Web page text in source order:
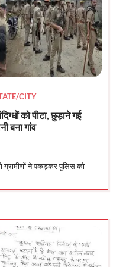
CITY
को पीटा, छुड़ाने गई
बना गांव
ग्रामीणों ने पकड़कर पुलिस को